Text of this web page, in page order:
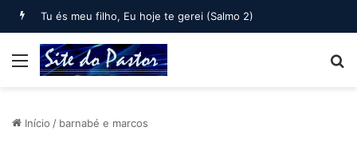
Bem-aventurado o homem que… (Salmo 1)
Menu
Início / barnabé e marcos